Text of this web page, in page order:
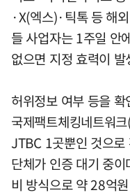
·X(엑스)·틱톡 등 해
들 사업자는 1주일 안
없으면 지정 효력이 발
허위정보 여부 등을
국제팩트체킹네트워
JTBC 1곳뿐인 것으
단체가 인증 대기 중
비 방식으로 약 28억